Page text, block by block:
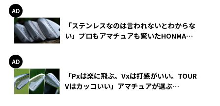
「ステンレスなのは言われないとわからな
い」プロもアマチュアも驚いたHONMA
「Pxは楽に飛ぶ。Vxは打感がいい。TOUR
Vはカッコいい」アマチュアが選ぶ